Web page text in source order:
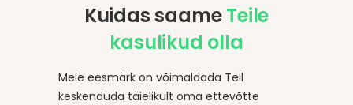
Kuidas saameTeile
kasulikud olla
Meie eesmärk on võimaldada Teil
keskenduda täielikult oma ettevõtte